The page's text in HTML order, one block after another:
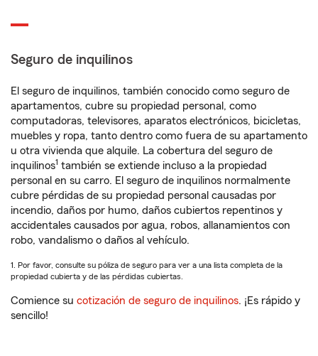
Seguro de inquilinos
El seguro de inquilinos, también conocido como seguro de
apartamentos, cubre su propiedad personal, como
computadoras, televisores, aparatos electrónicos, bicicletas,
muebles y ropa, tanto dentro como fuera de su apartamento
u otra vivienda que alquile. La cobertura del seguro de
inquilinos1 también se extiende incluso a la propiedad
personal en su carro. El seguro de inquilinos normalmente
cubre pérdidas de su propiedad personal causadas por
incendio, daños por humo, daños cubiertos repentinos y
accidentales causados por agua, robos, allanamientos con
robo, vandalismo o daños al vehículo.
1. Por favor, consulte su póliza de seguro para ver a una lista completa de la
propiedad cubierta y de las pérdidas cubiertas.
Comience su cotización de seguro de inquilinos. ¡Es rápido y
sencillo!